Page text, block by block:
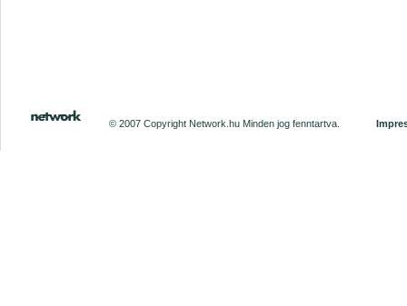
© 2007 Copyright Network.hu Minden jog fenntartva.